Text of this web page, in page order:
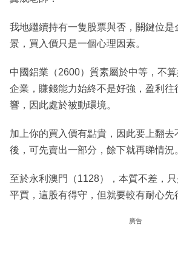
我地繼續持有一隻股票與否，關鍵位是
景，買入價只是一個心理因素。
中國鋁業（2600）質素屬於中等，不
企業，賺錢能力始終不是好強，盈利往
響，因此處於被動環境。
加上你的買入價有點貴，因此要上翻去
後，可先賣出一部分，餘下就再睇情況
至於永利澳門（1128），本質不差，
平買，這股有得守，但就要較有耐心先
廣告